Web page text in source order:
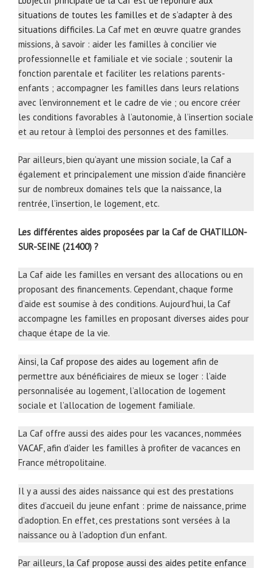
situations de toutes les familles et de s’adapter à des
situations difficiles. La Caf met en œuvre quatre grandes
missions, à savoir : aider les familles à concilier vie
professionnelle et familiale et vie sociale ; soutenir la
fonction parentale et faciliter les relations parents-
enfants ; accompagner les familles dans leurs relations
avec l’environnement et le cadre de vie ; ou encore créer
les conditions favorables à l’autonomie, à l’insertion sociale
et au retour à l’emploi des personnes et des familles.
Par ailleurs, bien qu’ayant une mission sociale, la Caf a
également et principalement une mission d’aide financière
sur de nombreux domaines tels que la naissance, la
rentrée, l’insertion, le logement, etc.
Les différentes aides proposées par la Caf de CHATILLON-
SUR-SEINE (21400) ?
La Caf aide les familles en versant des allocations ou en
proposant des financements. Cependant, chaque forme
d’aide est soumise à des conditions. Aujourd’hui, la Caf
accompagne les familles en proposant diverses aides pour
chaque étape de la vie.
Ainsi, la Caf propose des aides au logement afin de
permettre aux bénéficiaires de mieux se loger : l’aide
personnalisée au logement, l’allocation de logement
sociale et l’allocation de logement familiale.
La Caf offre aussi des aides pour les vacances, nommées
VACAF, afin d’aider les familles à profiter de vacances en
France métropolitaine.
Il y a aussi des aides naissance qui est des prestations
dites d’accueil du jeune enfant : prime de naissance, prime
d’adoption. En effet, ces prestations sont versées à la
naissance ou à l’adoption d’un enfant.
Par ailleurs, la Caf propose aussi des aides petite enfance